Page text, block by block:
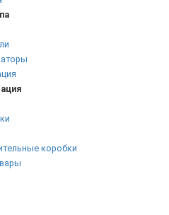
коробки